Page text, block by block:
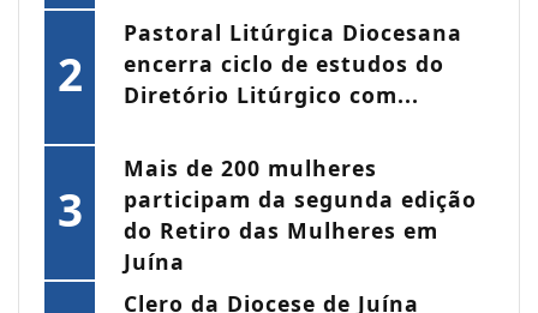
2
Pastoral Litúrgica Diocesana
encerra ciclo de estudos do
Diretório Litúrgico com...
3
Mais de 200 mulheres
participam da segunda edição
do Retiro das Mulheres em
Juína
Clero da Diocese de Juína